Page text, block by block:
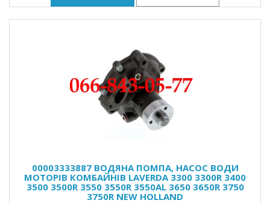
00003333887 ВОДЯНА ПОМПА, НАСОС ВОДИ
МОТОРІВ КОМБАЙНІВ LAVERDA 3300 3300R 3400
3500 3500R 3550 3550R 3550AL 3650 3650R 3750
3750R NEW HOLLAND